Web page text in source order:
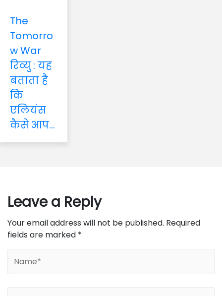
The
Tomorro
w War
रिव्यु : यह
बताता है
कि
एलियंस
कैसे आप...
Leave a Reply
Your email address will not be published. Required
fields are marked *